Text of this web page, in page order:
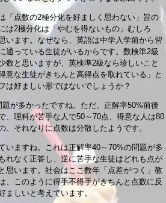
「点数の2極分化を好ましく思わない」旨の
は2極分化は「やむを得ないもの」むしろ
います。なぜなら、英語は中学入学前から習
通っている生徒がいるからです。数検準2級
数と思いますが、英検準2級なら珍しいこと
意な生徒がきちんと高得点を取れている」と
は好ましい形ではないでしょうか？
が多かったですね。ただ、正解率50%前後
、理科が苦手な人で50～70点、得意な人は80
、それなりに点数は分散したようです。
いますね。これは正解率40～70%の問題が多
れなく正答し、逆に苦手な生徒はどれも点が
思います。社会はここ数年「点差がつく」教
、このように得手不得手がきちんと点数に反
ましいと考えています。